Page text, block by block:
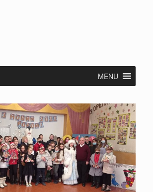
MENU